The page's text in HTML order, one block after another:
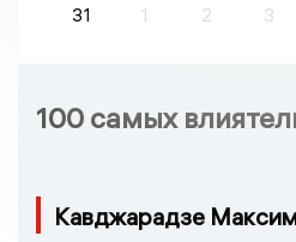
31
1 2 3
100 самых
Кавджарадзе